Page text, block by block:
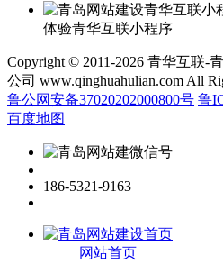
体验青华互联小程序
Copyright © 2011-2026 青华互联-
公司 www.qinghuahulian.com All
鲁公网安备37020202000800号 鲁
百度地图
186-5321-9163
网站首页